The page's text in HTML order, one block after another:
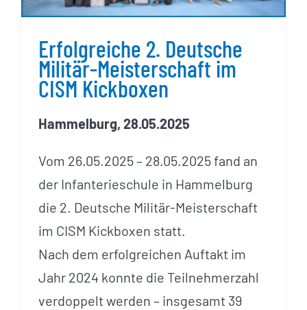
Erfolgreiche 2. Deutsche
Militär-Meisterschaft im
CISM Kickboxen
Hammelburg, 28.05.2025
Vom 26.05.2025 – 28.05.2025 fand an
der Infanterieschule in Hammelburg
die 2. Deutsche Militär-Meisterschaft
im CISM Kickboxen statt.
Nach dem erfolgreichen Auftakt im
Jahr 2024 konnte die Teilnehmerzahl
verdoppelt werden – insgesamt 39